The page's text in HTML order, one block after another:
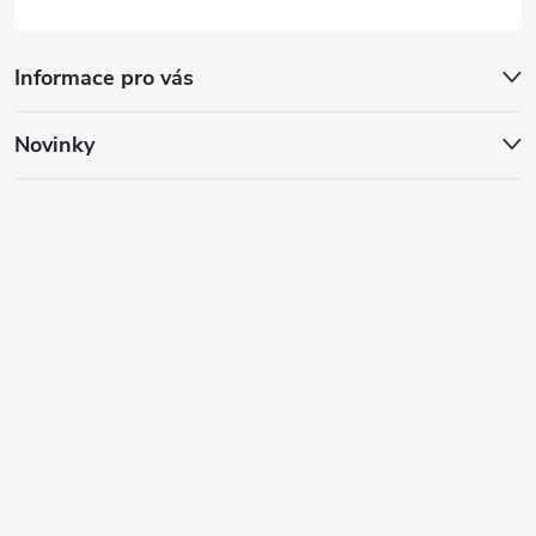
Informace pro vás
Novinky